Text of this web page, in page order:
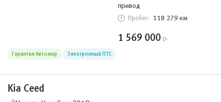
привод
Пробег: 118 279 км
1 569 000 р.
Гарантия Автомир Электронный ПТС
Kia Ceed